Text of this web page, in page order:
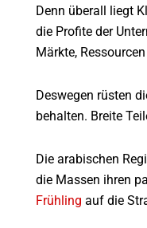
Denn überall liegt
die Profite der
Märkte,
Deswegen rüsten
behalten. Breite
Die arabischen
die Massen ihren
Frühling auf die